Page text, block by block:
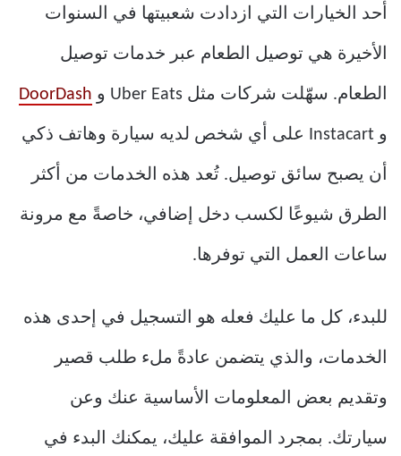
أحد الخيارات التي ازدادت شعبيتها في السنوات
الأخيرة هي توصيل الطعام عبر خدمات توصيل
الطعام. سهّلت شركات مثل Uber Eats و DoorDash
و Instacart على أي شخص لديه سيارة وهاتف ذكي
أن يصبح سائق توصيل. تُعد هذه الخدمات من أكثر
الطرق شيوعًا لكسب دخل إضافي، خاصةً مع مرونة
ساعات العمل التي توفرها.
للبدء، كل ما عليك فعله هو التسجيل في إحدى هذه
الخدمات، والذي يتضمن عادةً ملء طلب قصير
وتقديم بعض المعلومات الأساسية عنك وعن
سيارتك. بمجرد الموافقة عليك، يمكنك البدء في